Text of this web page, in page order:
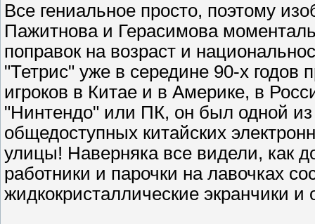
Все гениальное просто, поэтому
Пажитнова и Герасимова
поправок на возраст и
"Тетрис" уже в середине 90-х годов
игроков в Китае и в Америке, в
"Нинтендо" или ПК, он был одной
общедоступных китайских
улицы! Наверняка все видели, как
работники и парочки на лавочках
жидкокристаллические экранчики и